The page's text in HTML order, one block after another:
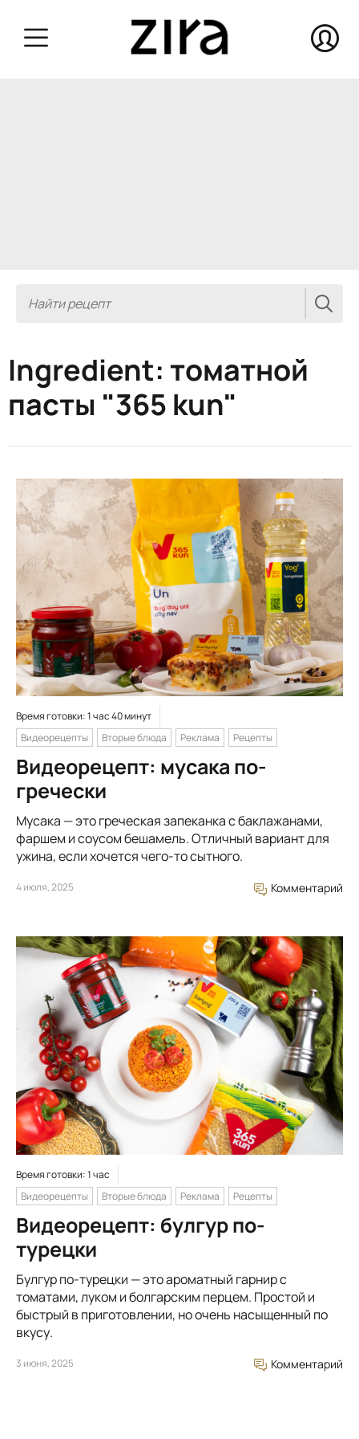
Ingredient: томатной
пасты "365 kun"
Время готовки: 1 час 40 минут
Видеорецепты
Вторые блюда Реклама Рецепты
Видеорецепт: мусака по-
гречески
Мусака — это греческая запеканка с баклажанами,
фаршем и соусом бешамель. Отличный вариант для
ужина, если хочется чего-то сытного.
4 июля, 2025 Комментарий
Время готовки: 1 час
Видеорецепты
Вторые блюда Реклама Рецепты
Видеорецепт: булгур по-
турецки
Булгур по-турецки — это ароматный гарнир с
томатами, луком и болгарским перцем. Простой и
быстрый в приготовлении, но очень насыщенный по
вкусу.
3 июня, 2025 Комментарий